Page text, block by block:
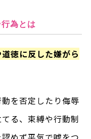
為とは
徳に反した嫌がら
を否定したり侮辱
る、束縛や行動制